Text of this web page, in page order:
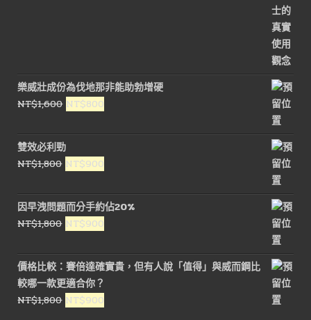
樂威壯成份為伐地那非能助勃增硬
NT$1,600 原
價
格：
NT$1,600。
NT$800
價
格：
NT$800。
雙效必利勁
NT$1,800 原
價
格：
NT$1,800。
NT$900
價
格：
NT$900。
因早洩問題而分手約佔20%
NT$1,800 原
價
格：
NT$1,800。
NT$900
價
格：
NT$900。
價格比較：賽倍達確實貴，但有人說「值得」與威而鋼比
較哪一款更適合你？
NT$1,800 原
NT$900